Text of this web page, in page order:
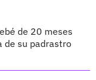
de 20 meses
de su padrastro